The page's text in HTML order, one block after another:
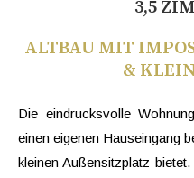
3,5
ALTBAU MIT
&
Die eindrucksvolle
einen eigenen Hauseingang
kleinen Außensitzplatz